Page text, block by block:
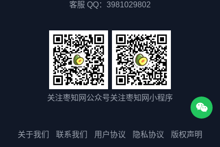
客服 QQ：3981029802
关注枣知网公众号关注枣知网小程序
关于我们 联系我们 用户协议 隐私协议 版权声明